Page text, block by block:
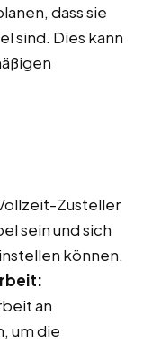
dass sie
sind. Dies kann
Zusteller
sein und sich
können.
an
um die